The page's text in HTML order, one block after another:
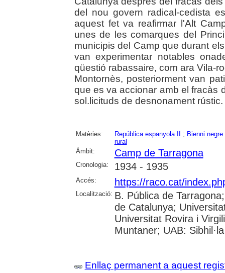
del nou govern radical-cedista
aquest fet va reafirmar l'Alt
unes de les comarques del
municipis del Camp que durant
van experimentar notables
qüestió rabassaire, com ara Vila-
Montornès, posteriorment van
que es va accionar amb el fracàs
sol.licituds de desnonament rústic.
Matèries: República espanyola II ; Bienni negre
rural
Àmbit:
Camp de Tarragona
Cronologia: 1934 - 1935
Accés: https://raco.cat/
Localització: B. Pública de
de Catalunya;
Universitat Rovira i
Muntaner; UAB: Sibhil·la
Enllaç permanent a aquest